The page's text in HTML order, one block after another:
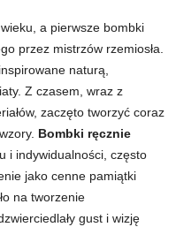
a pierwsze bombki
przez mistrzów rzemiosła.
naturą,
Z czasem, wraz z
zaczęto tworzyć coraz
Bombki ręcznie
i indywidualności, często
jako cenne pamiątki
na tworzenie
gust i wizję